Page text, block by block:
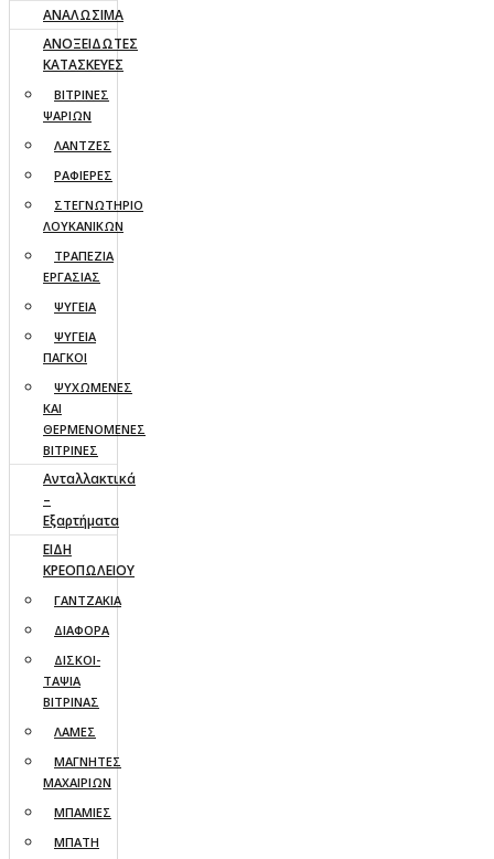
ΑΝΑΛΩΣΙΜΑ
ΑΝΟΞΕΙΔΩΤΕΣ
ΚΑΤΑΣΚΕΥΕΣ
ΒΙΤΡΙΝΕΣ
ΨΑΡΙΩΝ
ΛΑΝΤΖΕΣ
ΡΑΦΙΕΡΕΣ
ΣΤΕΓΝΩΤΗΡΙΟ
ΛΟΥΚΑΝΙΚΩΝ
ΤΡΑΠΕΖΙΑ
ΕΡΓΑΣΙΑΣ
ΨΥΓΕΙΑ
ΨΥΓΕΙΑ
ΠΑΓΚΟΙ
ΨΥΧΩΜΕΝΕΣ
ΚΑΙ
ΘΕΡΜΕΝΟΜΕΝΕΣ
ΒΙΤΡΙΝΕΣ
Ανταλλακτικά
–
Εξαρτήματα
ΕΙΔΗ
ΚΡΕΟΠΩΛΕΙΟΥ
ΓΑΝΤΖΑΚΙΑ
ΔΙΑΦΟΡΑ
ΔΙΣΚΟΙ-
ΤΑΨΙΑ
ΒΙΤΡΙΝΑΣ
ΛΑΜΕΣ
ΜΑΓΝΗΤΕΣ
ΜΑΧΑΙΡΙΩΝ
ΜΠΑΜΙΕΣ
ΜΠΑΤΗ